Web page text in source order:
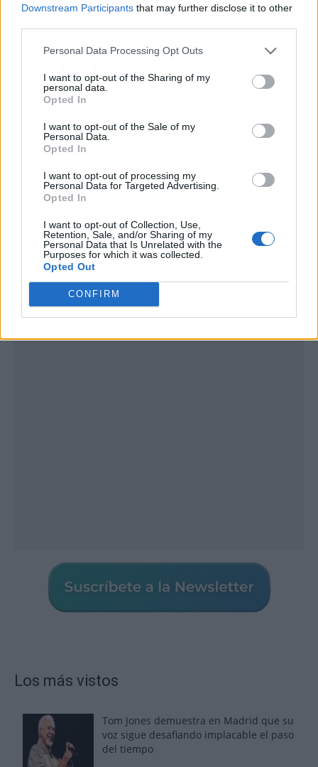
Downstream Participants that may further disclose it to other
Personal Data Processing Opt Outs
I want to opt-out of the Sharing of my
personal data.
Opted In
I want to opt-out of the Sale of my
Personal Data.
Opted In
I want to opt-out of processing my
Personal Data for Targeted Advertising.
Opted In
I want to opt-out of Collection, Use,
Retention, Sale, and/or Sharing of my
Personal Data that Is Unrelated with the
Purposes for which it was collected.
Opted Out
CONFIRM
llamadas comerciales
Publicidad
Los más vistos
Tom Jones demuestra en Madrid que su
voz sigue desafiando implacable el paso
del tiempo